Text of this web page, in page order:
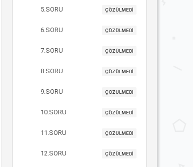
5.SORU ÇÖZÜLMEDİ
6.SORU ÇÖZÜLMEDİ
7.SORU ÇÖZÜLMEDİ
8.SORU ÇÖZÜLMEDİ
9.SORU ÇÖZÜLMEDİ
10.SORU ÇÖZÜLMEDİ
11.SORU ÇÖZÜLMEDİ
12.SORU ÇÖZÜLMEDİ